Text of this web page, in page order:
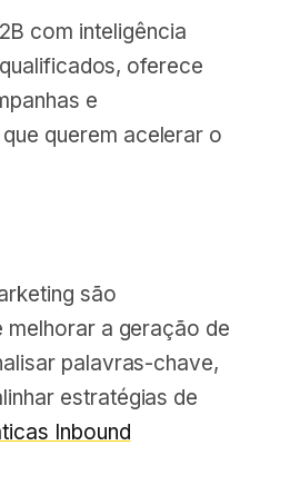
com inteligência
oferece
e
querem acelerar o
são
melhorar a geração de
palavras-chave,
estratégias de
Inbound